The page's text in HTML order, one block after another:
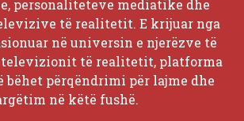
personaliteteve mediatike dhe
të realitetit. E krijuar nga
në universin e njerëzve të
televizionit të realitetit, platforma
bëhet përqëndrimi për lajme dhe
në këtë fushë.